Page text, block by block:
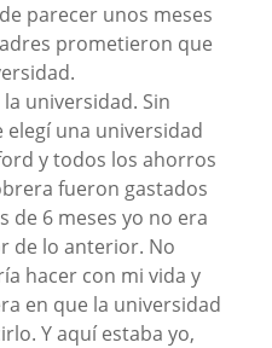
parecer unos meses
prometieron que
universidad. Sin
una universidad
y todos los ahorros
fueron gastados
de 6 meses yo no era
de lo anterior. No
hacer con mi vida y
en que la universidad
Y aquí estaba yo,